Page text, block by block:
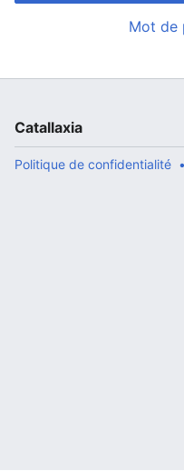
Mot de
Catallaxia
Politique de confidentialité